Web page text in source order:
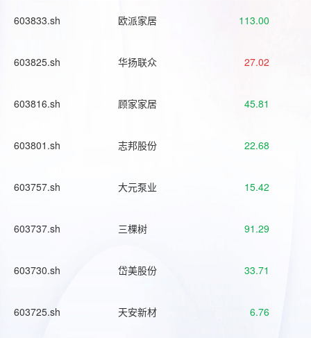
603833.sh 欧派家居 113.00
603825.sh 华扬联众 27.02
603816.sh 顾家家居 45.81
603801.sh 志邦股份 22.68
603757.sh 大元泵业 15.42
603737.sh 三棵树 91.29
603730.sh 岱美股份 33.71
603725.sh 天安新材 6.76